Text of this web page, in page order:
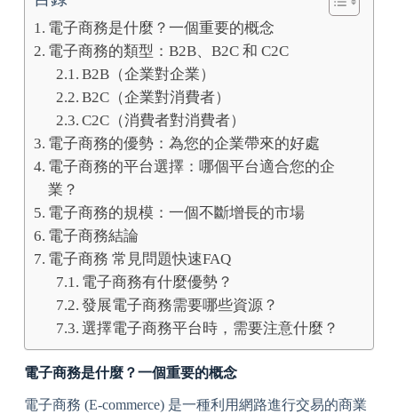
電子商務是什麼？一個重要的概念
電子商務的類型：B2B、B2C 和 C2C
B2B（企業對企業）
B2C（企業對消費者）
C2C（消費者對消費者）
電子商務的優勢：為您的企業帶來的好處
電子商務的平台選擇：哪個平台適合您的企
業？
電子商務的規模：一個不斷增長的市場
電子商務結論
電子商務 常見問題快速FAQ
電子商務有什麼優勢？
發展電子商務需要哪些資源？
選擇電子商務平台時，需要注意什麼？
電子商務是什麼？一個重要的概念
電子商務 (E-commerce) 是一種利用網路進行交易的商業